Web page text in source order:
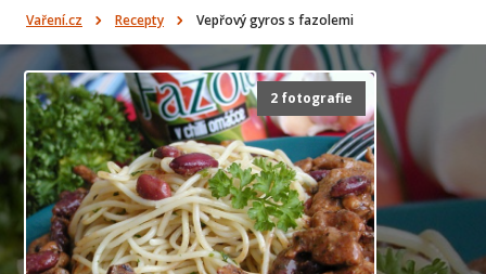
Vaření.cz Recepty Vepřový gyros s fazolemi
2 fotografie